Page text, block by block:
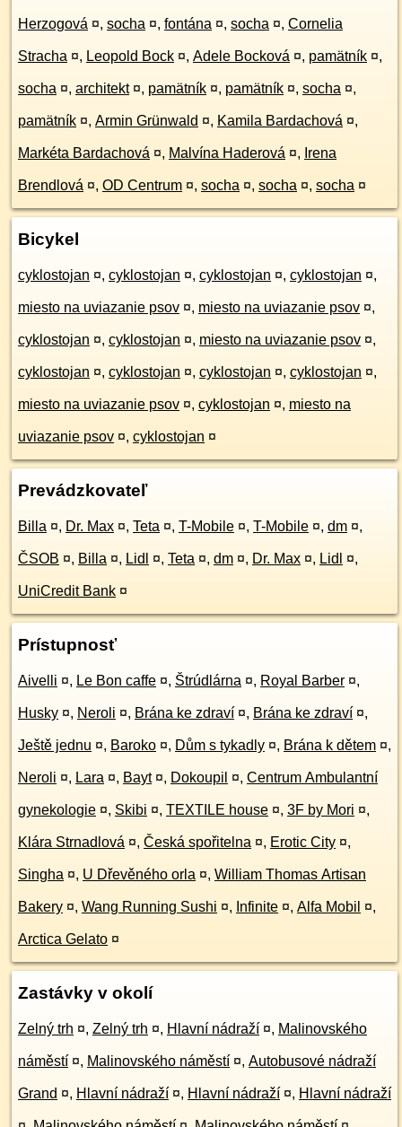
Herzogová ¤, socha ¤, fontána ¤, socha ¤, Cornelia
Stracha ¤, Leopold Bock ¤, Adele Bocková ¤, pamätník ¤,
socha ¤, architekt ¤, pamätník ¤, pamätník ¤, socha ¤,
pamätník ¤, Armin Grünwald ¤, Kamila Bardachová ¤,
Markéta Bardachová ¤, Malvína Haderová ¤, Irena
Brendlová ¤, OD Centrum ¤, socha ¤, socha ¤, socha ¤
Bicykel
cyklostojan ¤, cyklostojan ¤, cyklostojan ¤, cyklostojan ¤,
miesto na uviazanie psov ¤, miesto na uviazanie psov ¤,
cyklostojan ¤, cyklostojan ¤, miesto na uviazanie psov ¤,
cyklostojan ¤, cyklostojan ¤, cyklostojan ¤, cyklostojan ¤,
miesto na uviazanie psov ¤, cyklostojan ¤, miesto na
uviazanie psov ¤, cyklostojan ¤
Prevádzkovateľ
Billa ¤, Dr. Max ¤, Teta ¤, T-Mobile ¤, T-Mobile ¤, dm ¤,
ČSOB ¤, Billa ¤, Lidl ¤, Teta ¤, dm ¤, Dr. Max ¤, Lidl ¤,
UniCredit Bank ¤
Prístupnosť
Aivelli ¤, Le Bon caffe ¤, Štrúdlárna ¤, Royal Barber ¤,
Husky ¤, Neroli ¤, Brána ke zdraví ¤, Brána ke zdraví ¤,
Ještě jednu ¤, Baroko ¤, Dům s tykadly ¤, Brána k dětem ¤,
Neroli ¤, Lara ¤, Bayt ¤, Dokoupil ¤, Centrum Ambulantní
gynekologie ¤, Skibi ¤, TEXTILE house ¤, 3F by Mori ¤,
Klára Strnadlová ¤, Česká spořitelna ¤, Erotic City ¤,
Singha ¤, U Dřevěného orla ¤, William Thomas Artisan
Bakery ¤, Wang Running Sushi ¤, Infinite ¤, Alfa Mobil ¤,
Arctica Gelato ¤
Zastávky v okolí
Zelný trh ¤, Zelný trh ¤, Hlavní nádraží ¤, Malinovského
náměstí ¤, Malinovského náměstí ¤, Autobusové nádraží
Grand ¤, Hlavní nádraží ¤, Hlavní nádraží ¤, Hlavní nádraží